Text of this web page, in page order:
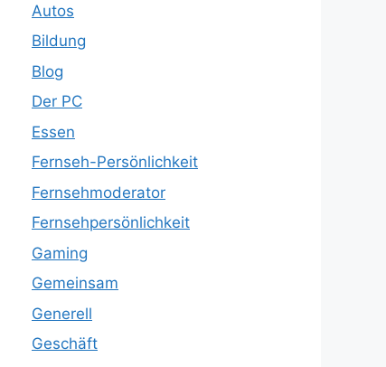
Autos
Bildung
Blog
Der PC
Essen
Fernseh-Persönlichkeit
Fernsehmoderator
Fernsehpersönlichkeit
Gaming
Gemeinsam
Generell
Geschäft